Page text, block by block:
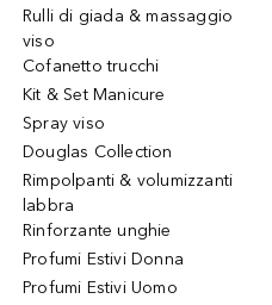
Rulli di giada & massaggio
viso
Cofanetto trucchi
Kit & Set Manicure
Spray viso
Douglas Collection
Rimpolpanti & volumizzanti
labbra
Rinforzante unghie
Profumi Estivi Donna
Profumi Estivi Uomo